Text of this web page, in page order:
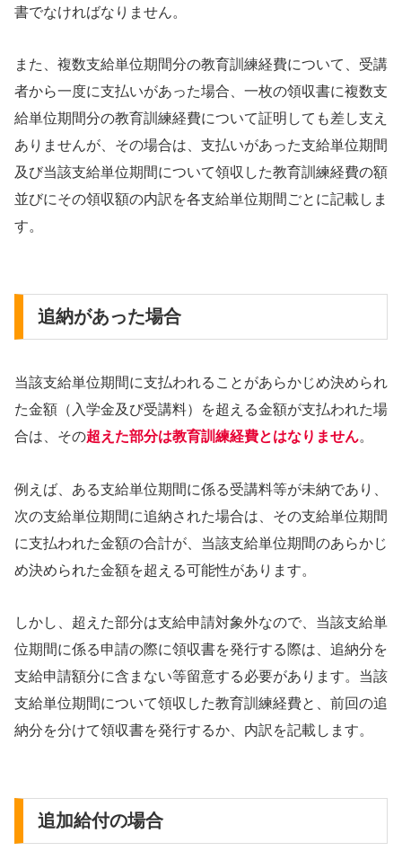
書でなければなりません。
また、複数支給単位期間分の教育訓練経費について、受講
者から一度に支払いがあった場合、一枚の領収書に複数支
給単位期間分の教育訓練経費について証明しても差し支え
ありませんが、その場合は、支払いがあった支給単位期間
及び当該支給単位期間について領収した教育訓練経費の額
並びにその領収額の内訳を各支給単位期間ごとに記載しま
す。
追納があった場合
当該支給単位期間に支払われることがあらかじめ決められ
た金額（入学金及び受講料）を超える金額が支払われた場
合は、その超えた部分は教育訓練経費とはなりません。
例えば、ある支給単位期間に係る受講料等が未納であり、
次の支給単位期間に追納された場合は、その支給単位期間
に支払われた金額の合計が、当該支給単位期間のあらかじ
め決められた金額を超える可能性があります。
しかし、超えた部分は支給申請対象外なので、当該支給単
位期間に係る申請の際に領収書を発行する際は、追納分を
支給申請額分に含まない等留意する必要があります。当該
支給単位期間について領収した教育訓練経費と、前回の追
納分を分けて領収書を発行するか、内訳を記載します。
追加給付の場合